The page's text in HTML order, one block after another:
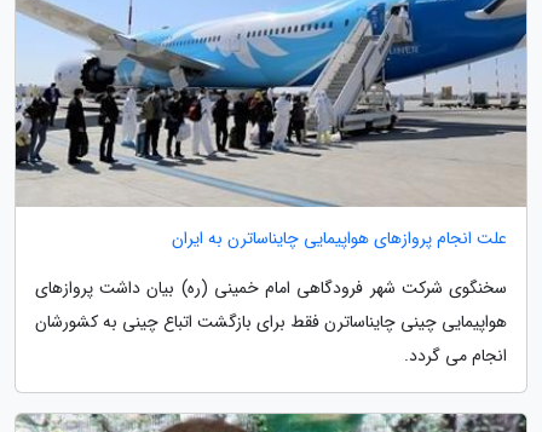
علت انجام پروازهای هواپیمایی چایناساترن به ایران
سخنگوی شرکت شهر فرودگاهی امام خمینی (ره) بیان داشت پروازهای
هواپیمایی چینی چایناساترن فقط برای بازگشت اتباع چینی به کشورشان
انجام می گردد.